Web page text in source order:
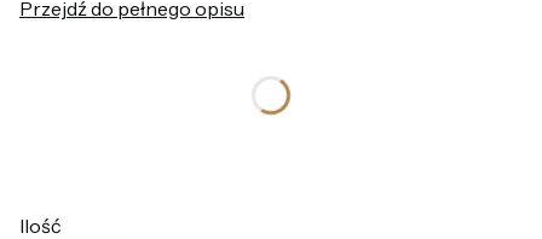
Przejdź do pełnego opisu
Ilość